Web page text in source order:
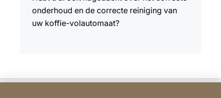
onderhoud en de correcte reiniging van
uw koffie-volautomaat?